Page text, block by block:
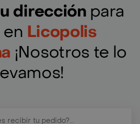
dirección para
Licopolis
¡Nosotros te lo